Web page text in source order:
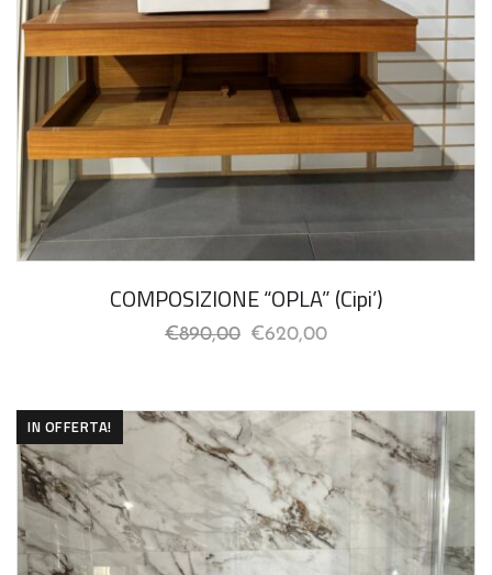
COMPOSIZIONE “OPLA” (Cipi’)
€890,00 €620,00
IN OFFERTA!